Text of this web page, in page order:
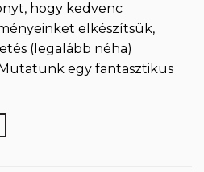
hogy kedvenc
elkészítsük,
(legalább néha)
egy fantasztikus